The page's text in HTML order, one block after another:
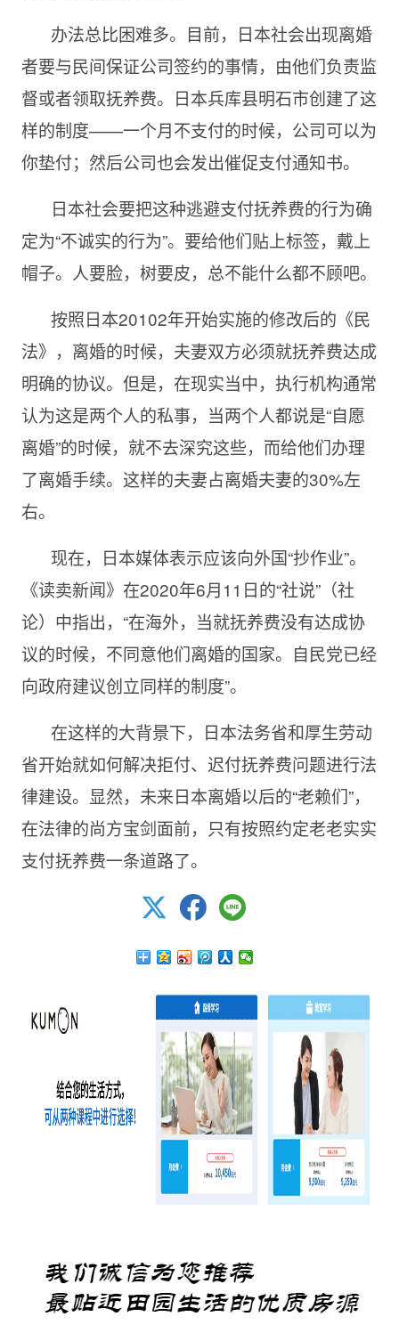
办法总比困难多。目前，日本社会出现离婚
者要与民间保证公司签约的事情，由他们负责监
督或者领取抚养费。日本兵库县明石市创建了这
样的制度——一个月不支付的时候，公司可以为
你垫付；然后公司也会发出催促支付通知书。
日本社会要把这种逃避支付抚养费的行为确
定为“不诚实的行为”。要给他们贴上标签，戴上
帽子。人要脸，树要皮，总不能什么都不顾吧。
按照日本20102年开始实施的修改后的《民
法》，离婚的时候，夫妻双方必须就抚养费达成
明确的协议。但是，在现实当中，执行机构通常
认为这是两个人的私事，当两个人都说是“自愿
离婚”的时候，就不去深究这些，而给他们办理
了离婚手续。这样的夫妻占离婚夫妻的30%左
右。
现在，日本媒体表示应该向外国“抄作业”。
《读卖新闻》在2020年6月11日的“社说”（社
论）中指出，“在海外，当就抚养费没有达成协
议的时候，不同意他们离婚的国家。自民党已经
向政府建议创立同样的制度”。
在这样的大背景下，日本法务省和厚生劳动
省开始就如何解决拒付、迟付抚养费问题进行法
律建设。显然，未来日本离婚以后的“老赖们”，
在法律的尚方宝剑面前，只有按照约定老老实实
支付抚养费一条道路了。